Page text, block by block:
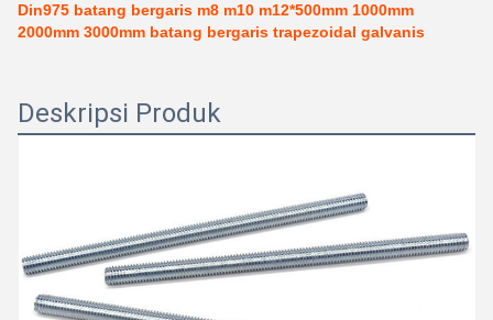
Din975 batang bergaris m8 m10 m12*500mm 1000mm
2000mm 3000mm batang bergaris trapezoidal galvanis
Deskripsi Produk